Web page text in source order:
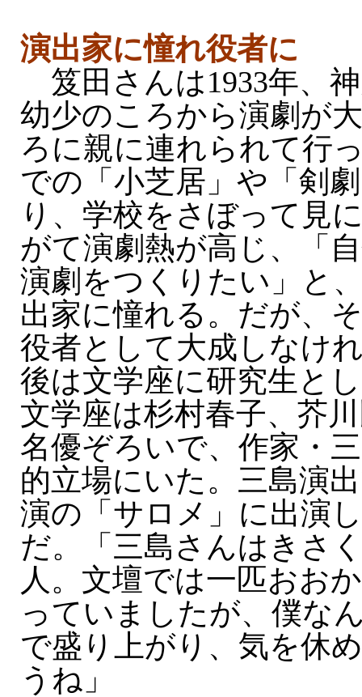
演出家に憧れ役者に
笈田さんは1933年、
幼少のころから演劇が
ろに親に連れられて行
での「小芝居」や「剣
り、学校をさぼって見
がて演劇熱が高じ、「
演劇をつくりたい」と
出家に憧れる。だが、
役者として大成しなけ
後は文学座に研究生と
文学座は杉村春子、芥
名優ぞろいで、作家・
的立場にいた。三島演
演の「サロメ」に出演
だ。「三島さんはきさ
人。文壇では一匹おお
っていましたが、僕な
で盛り上がり、気を休
うね」